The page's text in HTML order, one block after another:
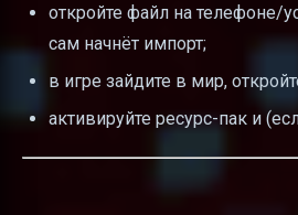
откройте файл на телефоне/
сам начнёт импорт;
в игре зайдите в мир,
активируйте ресурс-пак и